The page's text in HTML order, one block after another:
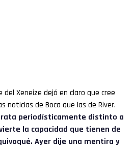
del Xeneize dejó en claro que cree
noticias de Boca que las de River.
periodísticamente distinto a
la capacidad que tienen de
Ayer dije una mentira y